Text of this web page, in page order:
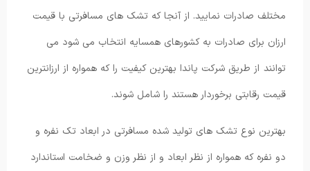
مختلف صادرات نمایید. از آنجا که تشک های مسافرتی با قیمت
ارزان برای صادرات به کشورهای همسایه انتخاب می ‌شود می
‌توانند از طریق شرکت پاندا بهترین کیفیت را که همواره از ارزانترین
قیمت رقابتی برخوردار هستند را شامل شوند.
بهترین نوع تشک های تولید شده مسافرتی در ابعاد تک نفره و
دو نفره که همواره از نظر ابعاد و از نظر وزن و ضخامت استاندارد